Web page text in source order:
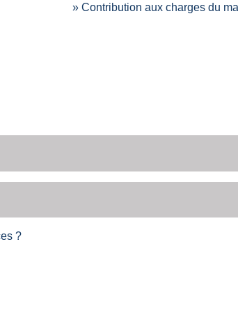
Contribution aux charges du
?